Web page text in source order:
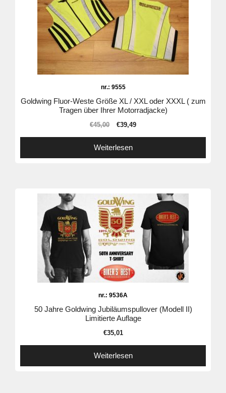
nr.: 9555
Goldwing Fluor-Weste Größe XL / XXL oder XXXL ( zum
Tragen über Ihrer Motorradjacke)
€45,00 €39,49
Weiterlesen
nr.: 9536A
50 Jahre Goldwing Jubiläumspullover (Modell II)
Limitierte Auflage
€35,01
Weiterlesen